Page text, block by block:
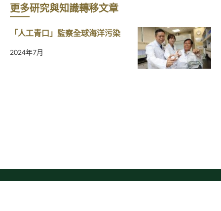
更多研究與知識轉移文章
「人工青口」監察全球海洋污染
2024年7月